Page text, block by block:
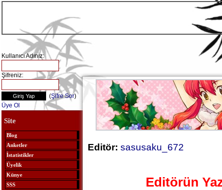
Kullanıcı Adınız:
Şifreniz:
(Şifre Sor)
Üye Ol
Site
Blog
Anketler
İstatistikler
Üyelik
Künye
SSS
Editör: sasusaku_672
Editörün